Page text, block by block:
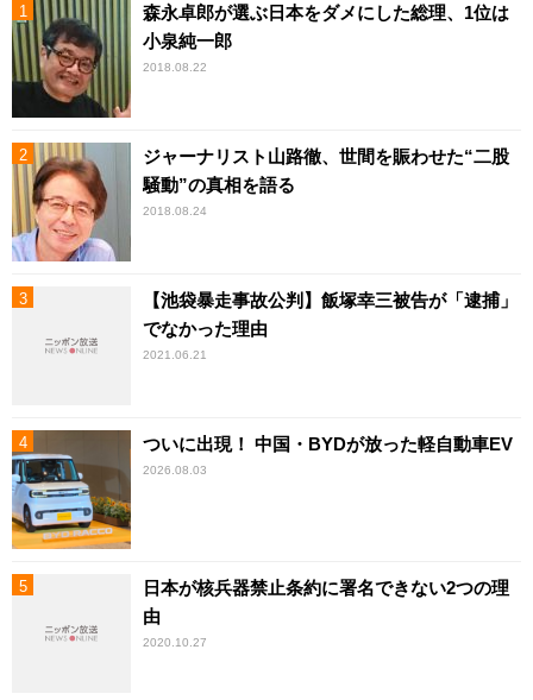
森永卓郎が選ぶ日本をダメにした総理、1位は
小泉純一郎
2018.08.22
ジャーナリスト山路徹、世間を賑わせた“二股
騒動”の真相を語る
2018.08.24
【池袋暴走事故公判】飯塚幸三被告が「逮捕」
でなかった理由
2021.06.21
ついに出現！ 中国・BYDが放った軽自動車EV
2026.08.03
日本が核兵器禁止条約に署名できない2つの理
由
2020.10.27